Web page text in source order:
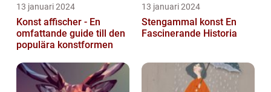
13 januari 2024
Konst affischer - En
omfattande guide till den
populära konstformen
13 januari 2024
Stengammal konst En
Fascinerande Historia